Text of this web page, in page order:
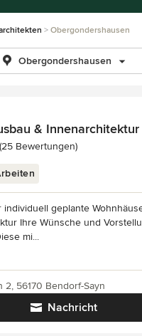
Obergondershausen
Obergondershausen
& Innenarchitektur
5 von 5 Sternen
(25 Bewertungen)
individuell geplante
Ihre Wünsche und
mi...
Nachricht
2, 56170 Bendorf-Sayn